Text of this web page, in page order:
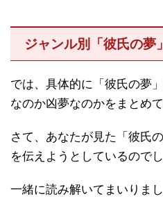
ジャンル別「彼氏の夢
では、具体的に「彼氏の夢
なのか凶夢なのかをまとめて
さて、あなたが見た「彼氏
を伝えようとしているのでし
一緒に読み解いてまいりまし